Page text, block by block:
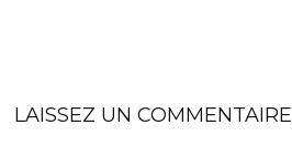
LAISSEZ UN COMMENTAIRE